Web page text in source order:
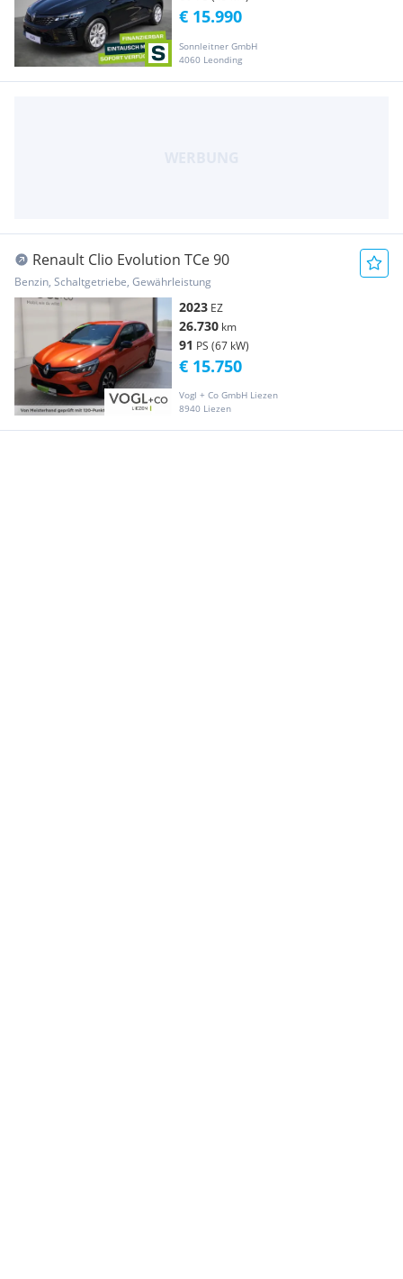
Sonnleitner GmbH
4060 Leonding
€ 15.990
Renault Clio Evolution TCe 90
Benzin, Schaltgetriebe, Gewährleistung
2023 EZ
26.730 km
91 PS (67 kW)
Vogl + Co GmbH Liezen
8940 Liezen
€ 15.750